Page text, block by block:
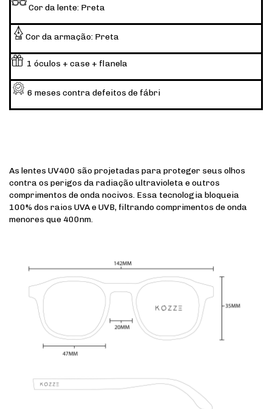
Cor da lente: Preta
Cor da armação: Preta
1 óculos + case + flanela
6 meses contra defeitos de fábri
As lentes UV400 são projetadas para proteger seus olhos
contra os perigos da radiação ultravioleta e outros
comprimentos de onda nocivos. Essa tecnologia bloqueia
100% dos raios UVA e UVB, filtrando comprimentos de onda
menores que 400nm.